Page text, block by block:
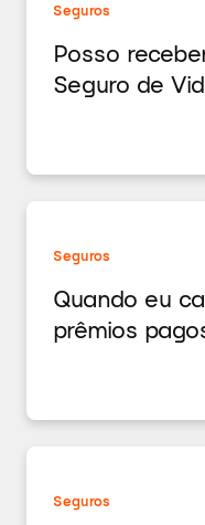
Seguros
Posso
Seguro de
Seguros
Quando eu
prêmios
Seguros